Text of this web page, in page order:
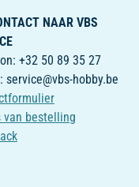
NAAR VBS
+32 50 89 35 27
service@vbs-hobby.be
van bestelling